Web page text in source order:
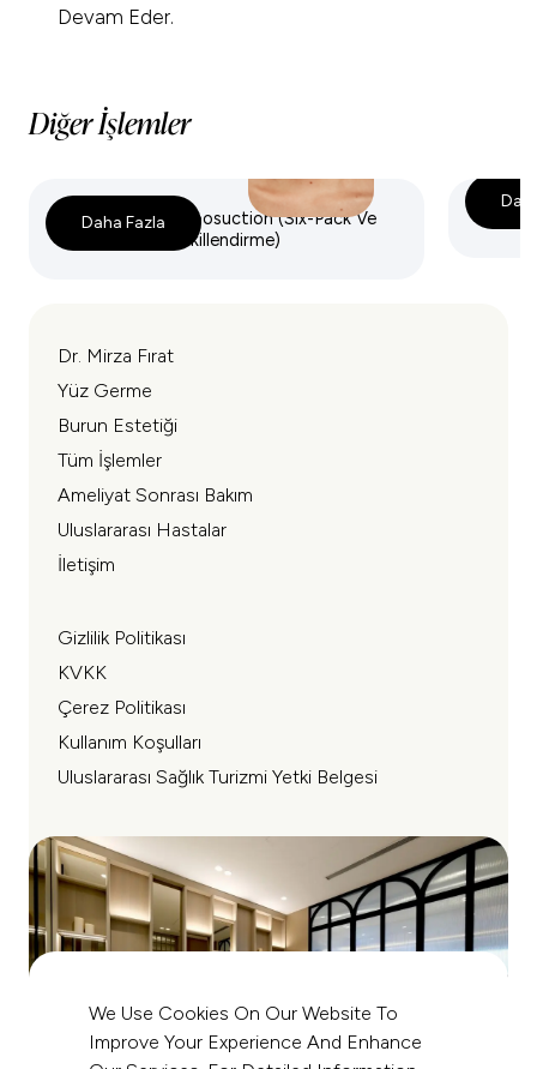
Devam Eder.
Diğer İşlemler
Yüksek Tanımlı Liposuction (Six-Pack Ve
Atletik Vücut Şekillendirme)
Daha Fazla
Dr. Mirza Fırat
Yüz Germe
Burun Estetiği
Tüm İşlemler
Ameliyat Sonrası Bakım
Uluslararası Hastalar
İletişim
Gizlilik Politikası
KVKK
Çerez Politikası
Kullanım Koşulları
Uluslararası Sağlık Turizmi Yetki Belgesi
We Use Cookies On Our Website To
Improve Your Experience And Enhance